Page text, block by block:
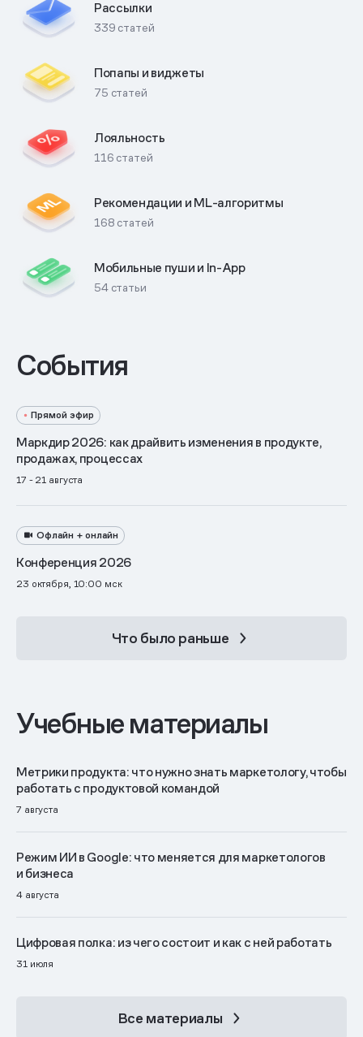
Рассылки
339 статей
Попапы и виджеты
75 статей
Лояльность
116 статей
Рекомендации иML-алгоритмы
168 статей
Мобильные пуши и In-App
54 статьи
События
Прямой эфир
Маркдир 2026: как драйвить изменения в продукте,
продажах, процессах
17 - 21 августа
Офлайн + онлайн
Конференция 2026
23 октября, 10:00 мск
Что было раньше
Учебные материалы
Метрики продукта: что нужно знать маркетологу, чтобы
работать с продуктовой командой
7 августа
Режим ИИ в Google: что меняется для маркетологов
и бизнеса
4 августа
Цифровая полка: из чего состоит и как с ней работать
31 июля
Все материалы